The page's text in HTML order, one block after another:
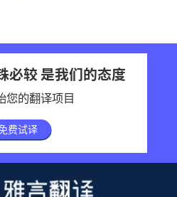
必较 是我们的态度
您的翻译项目
费试译